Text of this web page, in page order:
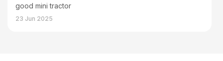
good mini tractor
23 Jun 2025